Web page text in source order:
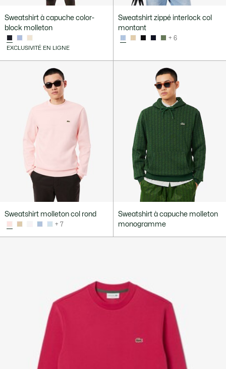
Sweatshirt à capuche color-
block molleton
EXCLUSIVITÉ EN LIGNE
Sweatshirt zippé interlock col
montant
+ 6
Sweatshirt molleton col rond
+ 7
Sweatshirt à capuche molleton
monogramme